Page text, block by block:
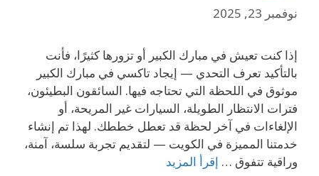
نوفمبر 23, 2025
إذا كنت تعيش في مبارك الكبير أو تزورها كثيرًا، فأنت
بالتأكيد تعرف التحدي — إيجاد تاكسي في مبارك الكبير
موثوق في اللحظة التي تحتاجه فيها. السائقون البطيئون،
فترات الانتظار الطويلة، السيارات غير المريحة، أو
الإلغاءات في آخر لحظة قد تعطل خططك. لهذا تم إنشاء
خدمتنا المميزة في الكويت — لتقديم تجربة سلسة، آمنة،
وراقية تتفوق … إقرأ المزيد